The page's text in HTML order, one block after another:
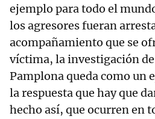
ejemplo para todo el
los agresores fueran
acompañamiento que se
víctima, la investigación
Pamplona queda como un
la respuesta que hay que
hecho así, que ocurren en